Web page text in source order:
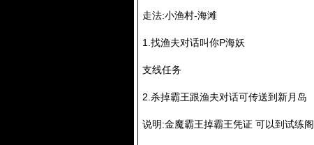
走法:小渔村-海滩
1.找渔夫对话叫你P海妖
支线任务
2.杀掉霸王跟渔夫对话可传送到新月岛
说明:金魔霸王掉霸王凭证 可以到试练阁